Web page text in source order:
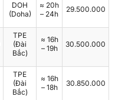
DOH
(Doha)
≈ 20h
– 24h
29.500.000
TPE
(Đài
Bắc)
≈ 16h
– 19h
30.500.000
TPE
(Đài
Bắc)
≈ 16h
– 18h
30.850.000